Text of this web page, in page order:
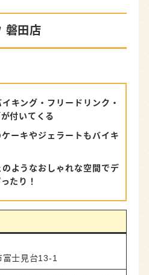
磐田店
キング・フリードリンク・
付いてくる
ーキやジェラートもバイキ
ようなおしゃれな空間でデ
たり！
富士見台13-1